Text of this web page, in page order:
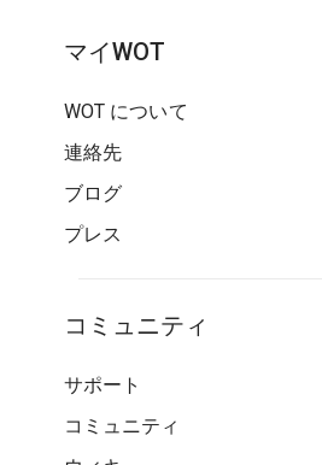
マイWOT
WOT について
連絡先
ブログ
プレス
コミュニティ
サポート
コミュニティ